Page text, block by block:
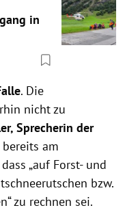
in
. Die
nicht zu
Sprecherin der
am
„auf Forst- und
bzw.
zu rechnen sei.